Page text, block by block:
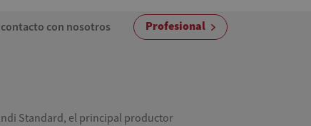
contacto con nosotros Profesional
Standard, el principal productor